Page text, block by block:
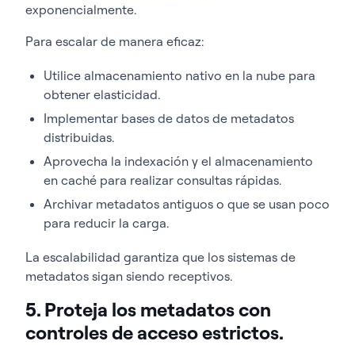
exponencialmente.
Para escalar de manera eficaz:
Utilice almacenamiento nativo en la nube para
obtener elasticidad.
Implementar bases de datos de metadatos
distribuidas.
Aprovecha la indexación y el almacenamiento
en caché para realizar consultas rápidas.
Archivar metadatos antiguos o que se usan poco
para reducir la carga.
La escalabilidad garantiza que los sistemas de
metadatos sigan siendo receptivos.
5. Proteja los metadatos con
controles de acceso estrictos.